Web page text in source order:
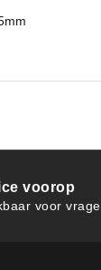
Doppenset
voorop
voor